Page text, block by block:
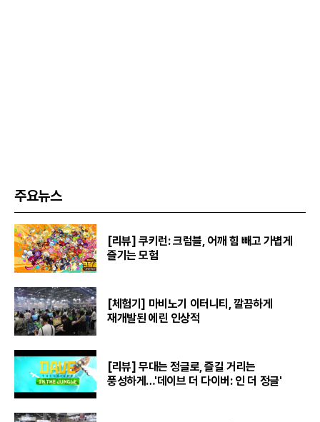
주요뉴스
[리뷰] 쿠키런: 크럼블, 어깨 힘 빼고 가볍게
즐기는 모험
[체험기] 마비노기 이터니티, 깔끔하게
재개발된 에린 인상적
[리뷰] 무대는 정글로, 즐길 거리는
풍성하게…'데이브 더 다이버: 인 더 정글'